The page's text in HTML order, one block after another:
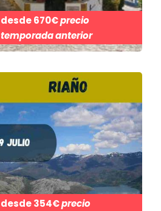
desde670€precio
temporada anterior
desde354€precio